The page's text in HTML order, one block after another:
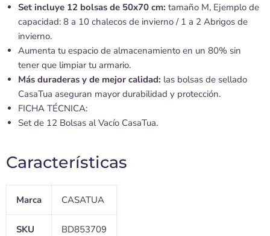
Set incluye 12 bolsas de 50x70 cm: tamaño M, Ejemplo de
capacidad: 8 a 10 chalecos de invierno / 1 a 2 Abrigos de
invierno.
Aumenta tu espacio de almacenamiento en un 80% sin
tener que limpiar tu armario.
Más duraderas y de mejor calidad: las bolsas de sellado
CasaTua aseguran mayor durabilidad y protección.
FICHA TÉCNICA:
Set de 12 Bolsas al Vacío CasaTua.
Características
Marca CASATUA
SKU BD853709